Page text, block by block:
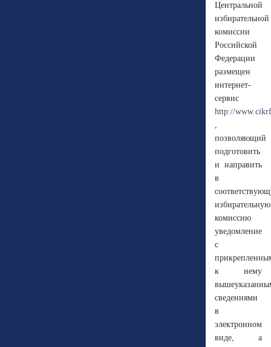
Центральной
избирательной
комиссии
Российской
Федерации
размещен
интернет-
сервис
http://
,
позволяющий
подготовить
и направить
в
избирательную
комиссию
уведомление
с
к нему
сведениями
в
электронном
виде, а